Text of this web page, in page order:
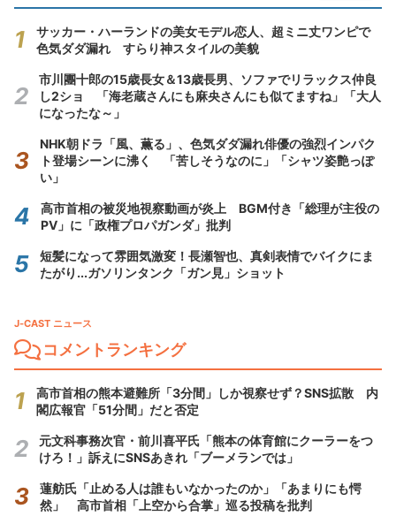
サッカー・ハーランドの美女モデル恋人、超ミニ丈ワンピで
色気ダダ漏れ すらり神スタイルの美貌
市川團十郎の15歳長女＆13歳長男、ソファでリラックス仲良
し2ショ 「海老蔵さんにも麻央さんにも似てますね」「大人
になったな～」
NHK朝ドラ「風、薫る」、色気ダダ漏れ俳優の強烈インパク
ト登場シーンに沸く 「苦しそうなのに」「シャツ姿艶っぽ
い」
高市首相の被災地視察動画が炎上 BGM付き「総理が主役の
PV」に「政権プロパガンダ」批判
短髪になって雰囲気激変！長瀬智也、真剣表情でバイクにま
たがり...ガソリンタンク「ガン見」ショット
J-CAST ニュース
コメントランキング
高市首相の熊本避難所「3分間」しか視察せず？SNS拡散 内
閣広報官「51分間」だと否定
元文科事務次官・前川喜平氏「熊本の体育館にクーラーをつ
けろ！」訴えにSNSあきれ「ブーメランでは」
蓮舫氏「止める人は誰もいなかったのか」「あまりにも愕
然」 高市首相「上空から合掌」巡る投稿を批判